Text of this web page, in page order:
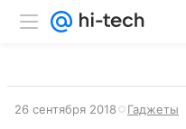
26 сентября 2018 Гаджеты